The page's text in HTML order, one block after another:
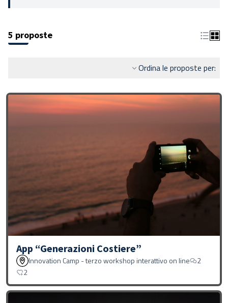
5 proposte
Ordina le proposte per:
App “Generazioni Costiere”
Innovation Camp - terzo workshop interattivo on line
2
2